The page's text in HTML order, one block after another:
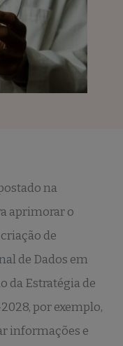
na
aprimorar o
de
de Dados em
da Estratégia de
por exemplo,
informações e